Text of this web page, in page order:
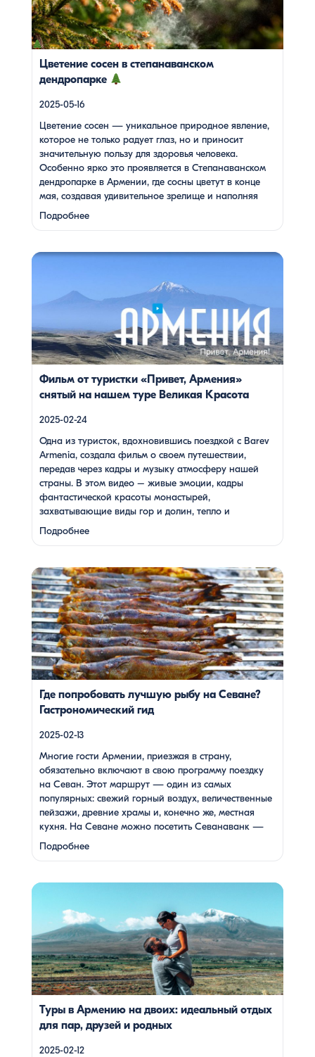
удивительное зрелище и наполняя воздух целебными
веществами.Степанаванский дендропарк: жемчужина
Лорийской области Степанаванский дендропарк, также
Цветение сосен в степанаванском
дендропарке
2025-05-16
Цветение сосен — уникальное природное явление,
которое не только радует глаз, но и приносит
значительную пользу для здоровья человека.
Особенно ярко это проявляется в Степанаванском
дендропарке в Армении, где сосны цветут в конце
мая, создавая удивительное зрелище и наполняя
воздух целебными веществами.
дендропарк: жемчужина Лорийской области
«Сочут» (в …
Подробнее
Одна из туристок, вдохновившись поездкой с Barev
через кадры и музыку атмосферу нашей страны. В этом
видео – живые эмоции, кадры фантастической красоты
монастырей, захватывающие виды гор и долин, тепло и
душевность местных жителей, готовка и дегустация
блюд. Путешествие под завораживающие мелодии
дудука Дживана Гаспаряна стало настоящим
Фильм от туристки «Привет, Армения»
снятый на нашем туре Великая Красота
2025-02-24
Одна из туристок, вдохновившись поездкой с Barev
Armenia, создала фильм о своем путешествии,
передав через кадры и музыку атмосферу нашей
страны. В этом видео – живые эмоции, кадры
фантастической красоты монастырей,
захватывающие виды гор и долин, тепло и
душевность местных жителей, готовка и дегустация
блюд. Путешествие под завораживающие мелодии
погружением …
Подробнее
Многие гости Армении, приезжая в страну, обязательно
включают в свою программу поездку на Севан. Этот
маршрут — один из самых популярных: свежий горный
воздух, величественные пейзажи, древние храмы и,
конечно же, местная кухня. На Севане можно посетить
Севанаванк — знаменитый монастырь IX века,
расположенный на полуострове, а также Айраванк,
который менее известен, но не менее […]
Где попробовать лучшую рыбу на Севане?
Гастрономический гид
2025-02-13
Многие гости Армении, приезжая в страну,
обязательно включают в свою программу поездку
на Севан. Этот маршрут — один из самых
популярных: свежий горный воздух, величественные
пейзажи, древние храмы и, конечно же, местная
кухня. На Севане можно посетить Севанаванк —
знаменитый монастырь IX века, расположенный на
полуострове, а также Айраванк, который менее
Подробнее
Армения — это страна, где каждый найдет что-то для
кухня и удивительное гостеприимство. Но что, если вы
планируете путешествие вдвоем? Мы подготовили туры,
которые подойдут для всех случаев — будь вы друзьями,
подругами, родителями с детьми, молодой парой или
супругами в возрасте. Какой тур выбрать для
путешествия вдвоем? 1. […]
Туры в Армению на двоих: идеальный отдых
для пар, друзей и родных
2025-02-12